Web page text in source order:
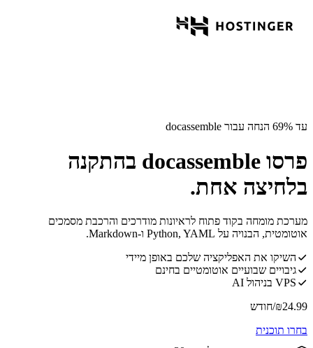
עד 69% הנחה עבור docassemble
פרסו docassemble בהתקנה
בלחיצה אחת.
מערכת מומחה בקוד פתוח לראיונות מודרכים והרכבת מסמכים
אוטומטית, הבנויה על Python, YAML ו-Markdown.
השיקו את האפליקציה שלכם באופן מיידי
גיבויים שבועיים אוטומטיים בחינם
VPS בניהול AI
24.99
₪/חודש
בחרו תוכנית